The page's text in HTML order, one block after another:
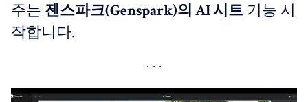
주는 젠스파크(Genspark)의 AI 시트 기능 시
작합니다.